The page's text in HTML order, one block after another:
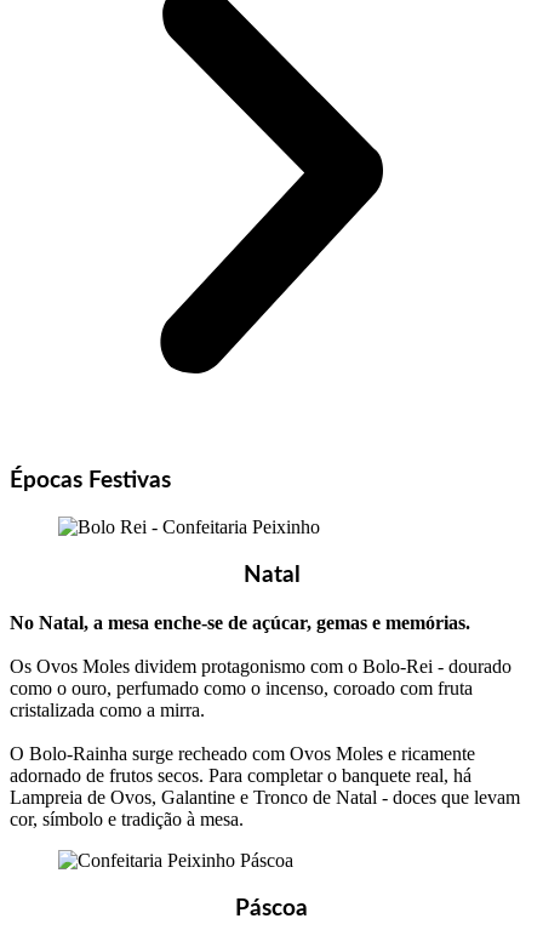
Épocas Festivas
Natal
No Natal, a mesa enche-se de açúcar, gemas e memórias.
Os Ovos Moles dividem protagonismo com o Bolo-Rei - dourado
como o ouro, perfumado como o incenso, coroado com fruta
cristalizada como a mirra.
O Bolo-Rainha surge recheado com Ovos Moles e ricamente
adornado de frutos secos. Para completar o banquete real, há
Lampreia de Ovos, Galantine e Tronco de Natal - doces que levam
cor, símbolo e tradição à mesa.
Páscoa